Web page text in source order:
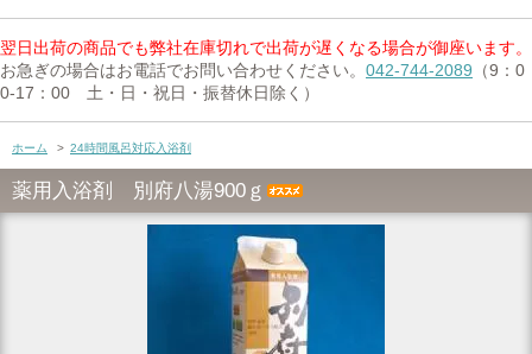
翌日出荷の商品でも弊社在庫切れで出荷が遅くなる場合が御座います。
お急ぎの場合はお電話でお問い合わせください。 042-744-2089 （9：0
0-17：00 土・日・祝日・振替休日除く）
ホーム > 24時間風呂対応入浴剤
薬用入浴剤 別府八湯900ｇ